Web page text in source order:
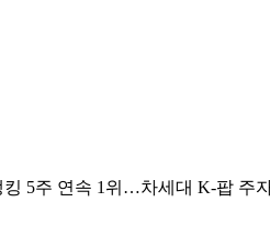
킹 5주 연속 1위…차세대 K-팝 주